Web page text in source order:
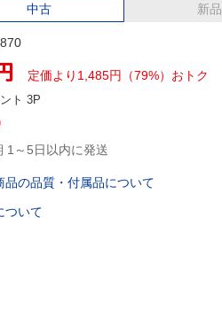
中古 新品
定価より1,485円（79%）おトク
ト 3P
1～5日以内に発送
品の品質・付属品について
ついて